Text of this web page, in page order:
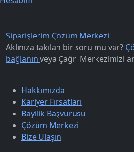
Siparişlerim Çözüm Merkezi
Aklınıza takılan bir soru mu var?
bağlanın veya Çağrı Merkezimizi
Hakkımızda
Kariyer Fırsatları
Bayilik Başvurusu
Çözüm Merkezi
Bize Ulaşın